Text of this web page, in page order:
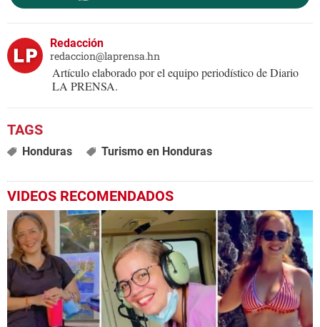
Redacción
redaccion@laprensa.hn
Artículo elaborado por el equipo periodístico de Diario
LA PRENSA.
Honduras Turismo en Honduras
VIDEOS RECOMENDADOS